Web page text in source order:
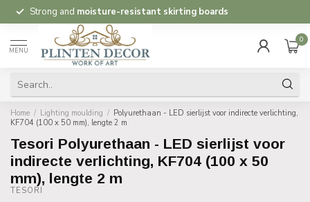
Strong and moisture-resistant skirting boards
MENU
0
Home / Lighting moulding / Polyurethaan - LED sierlijst voor indirecte verlichting,
KF704 (100 x 50 mm), lengte 2 m
Tesori Polyurethaan - LED sierlijst voor
indirecte verlichting, KF704 (100 x 50
mm), lengte 2 m
TESORI